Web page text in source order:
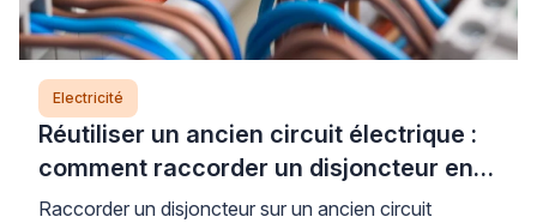
Electricité
Réutiliser un ancien circuit électrique :
comment raccorder un disjoncteur en
toute sécurité
Raccorder un disjoncteur sur un ancien circuit